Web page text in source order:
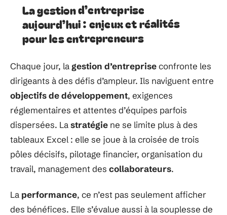
La gestion d’entreprise
aujourd’hui : enjeux et réalités
pour les entrepreneurs
Chaque jour, la gestion d’entrepriseconfronte les
dirigeants à des défis d’ampleur. Ils naviguent entre
objectifs de développement, exigences
réglementaires et attentes d’équipes parfois
dispersées. Lastratégie ne se limite plus à des
tableaux Excel : elle se joue à la croisée de trois
pôles décisifs, pilotage financier, organisation du
travail, management des collaborateurs.
La performance, ce n’est pas seulement afficher
des bénéfices. Elle s’évalue aussi à la souplesse de